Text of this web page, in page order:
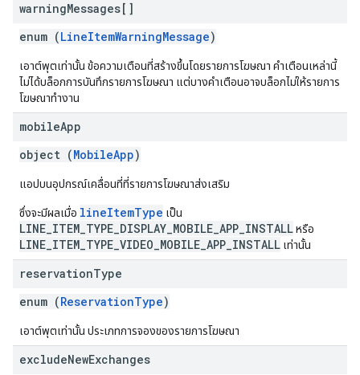
warningMessages[]
enum (LineItemWarningMessage)
เอาต์พุตเท่านั้น ข้อความเตือนที่สร้างขึ้นโดยรายการโฆษณา คำเตือนเหล่านี้
ไม่ได้บล็อกการบันทึกรายการโฆษณา แต่บางคำเตือนอาจบล็อกไม่ให้รายการ
โฆษณาทำงาน
mobileApp
object (MobileApp)
แอปบนอุปกรณ์เคลื่อนที่ที่รายการโฆษณาส่งเสริม
ซึ่งจะมีผลเมื่อ lineItemType เป็น
LINE_ITEM_TYPE_DISPLAY_MOBILE_APP_INSTALLหรือ
LINE_ITEM_TYPE_VIDEO_MOBILE_APP_INSTALL เท่านั้น
reservationType
enum (ReservationType)
เอาต์พุตเท่านั้น ประเภทการจองของรายการโฆษณา
excludeNewExchanges